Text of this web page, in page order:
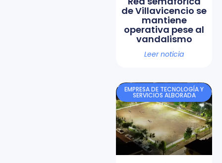
de Villavicencio se
mantiene
operativa pese al
vandalismo
Leer noticia
EMPRESA DE TECNOLOGÍA Y
SERVICIOS ALBORADA